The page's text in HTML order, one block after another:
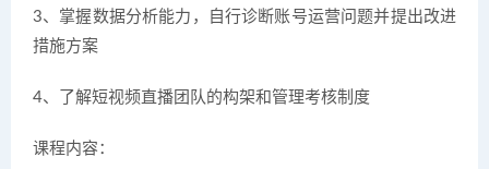
3、掌握数据分析能力，自行诊断账号运营问题并提出改进
措施方案
4、了解短视频直播团队的构架和管理考核制度
课程内容：